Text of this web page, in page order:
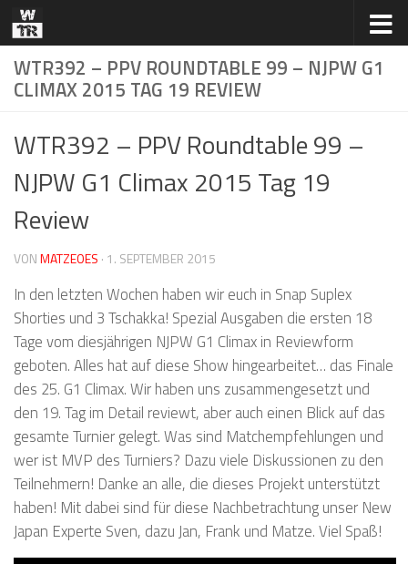
Zum Inhalt springen
WTR392 – PPV ROUNDTABLE 99 – NJPW G1
CLIMAX 2015 TAG 19 REVIEW
WTR392 – PPV Roundtable 99 –
NJPW G1 Climax 2015 Tag 19
Review
VONMATZEOES · 1. SEPTEMBER 2015
In den letzten Wochen haben wir euch in Snap Suplex
Shorties und 3 Tschakka! Spezial Ausgaben die ersten 18
Tage vom diesjährigen NJPW G1 Climax in Reviewform
geboten. Alles hat auf diese Show hingearbeitet… das Finale
des 25. G1 Climax. Wir haben uns zusammengesetzt und
den 19. Tag im Detail reviewt, aber auch einen Blick auf das
gesamte Turnier gelegt. Was sind Matchempfehlungen und
wer ist MVP des Turniers? Dazu viele Diskussionen zu den
Teilnehmern! Danke an alle, die dieses Projekt unterstützt
haben! Mit dabei sind für diese Nachbetrachtung unser New
Japan Experte Sven, dazu Jan, Frank und Matze. Viel Spaß!